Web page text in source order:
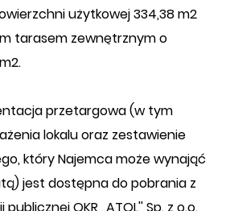
użytkowej 334,38 m2
tarasem zewnętrznym o
przetargowa (w tym
lokalu oraz zestawienie
który Najemca może wynająć
jest dostępna do pobrania z